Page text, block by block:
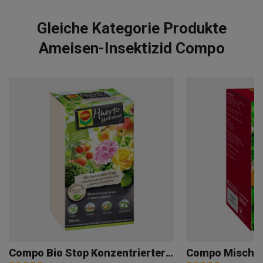
Gleiche Kategorie Produkte
Ameisen-Insektizid Compo
Compo Bio Stop Konzentrierter Insektizid